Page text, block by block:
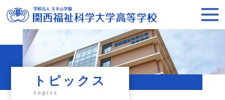
トピックス
topics